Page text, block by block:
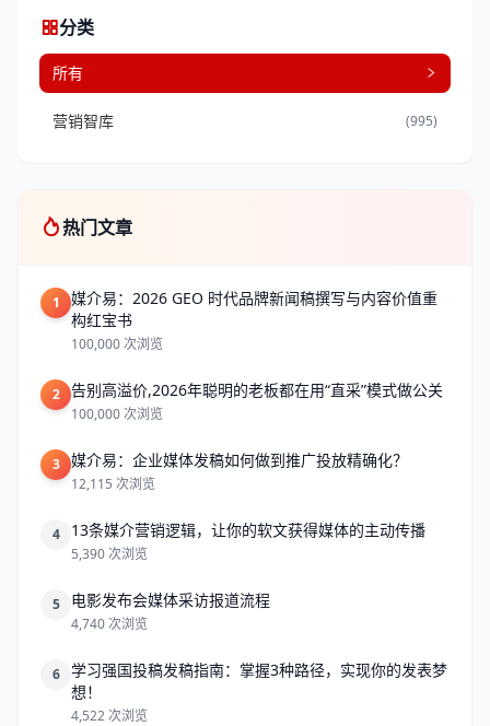
分类
所有
营销智库 (995)
热门文章
1
媒介易：2026 GEO 时代品牌新闻稿撰写与内容价值重
构红宝书
100,000 次浏览
2 告别高溢价,2026年聪明的老板都在用“直采”模式做公关
100,000 次浏览
3 媒介易：企业媒体发稿如何做到推广投放精确化？
12,115 次浏览
4 13条媒介营销逻辑，让你的软文获得媒体的主动传播
5,390 次浏览
5 电影发布会媒体采访报道流程
4,740 次浏览
6
学习强国投稿发稿指南：掌握3种路径，实现你的发表梦
想！
4,522 次浏览